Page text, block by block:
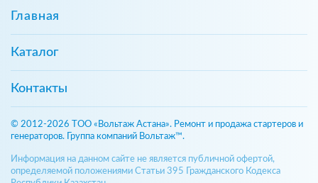
Главная
Каталог
Контакты
© 2012-2026 ТОО «Вольтаж Астана». Ремонт и продажа стартеров и
генераторов. Группа компаний Вольтаж™.
Информация на данном сайте не является публичной офертой,
определяемой положениями Статьи 395 Гражданского Кодекса